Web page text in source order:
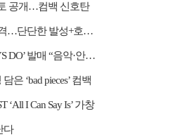
공개…컴백 신호탄
이보람, ‘심플리 케이팝’ 출격…단단한 발성+호소력 짙은 음색 무대 압도
웨이프 보이즈, ‘WAYF BOYS DO’ 발매 “음악·안무·비주얼 직접 참여”
은 ‘bad pieces’ 컴백
‘All I Can Say Is’ 가창
다